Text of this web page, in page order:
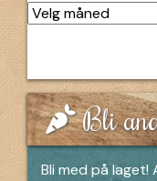
Bli
Bli med på